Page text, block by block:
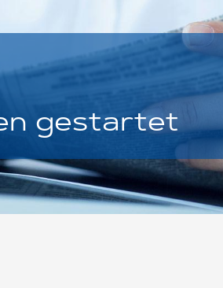
gestartet